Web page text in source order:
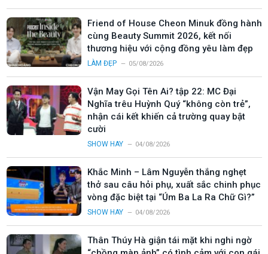
Friend of House Cheon Minuk đồng hành
cùng Beauty Summit 2026, kết nối
thương hiệu với cộng đồng yêu làm đẹp
LÀM ĐẸP 05/08/2026
Vận May Gọi Tên Ai? tập 22: MC Đại
Nghĩa trêu Huỳnh Quý “không còn trẻ”,
nhận cái kết khiến cả trường quay bật
cười
SHOW HAY 04/08/2026
Khắc Minh – Lâm Nguyễn thắng nghẹt
thở sau câu hỏi phụ, xuất sắc chinh phục
vòng đặc biệt tại “Úm Ba La Ra Chữ Gì?”
SHOW HAY 04/08/2026
Thân Thúy Hà giận tái mặt khi nghi ngờ